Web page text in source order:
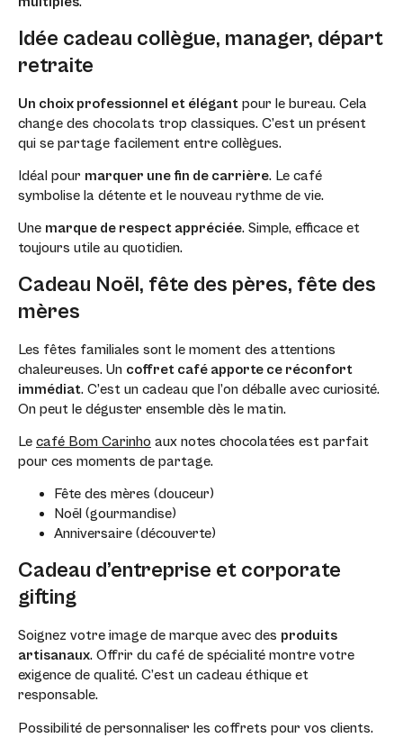
Idée cadeau collègue, manager, départ
retraite
Un choix professionnel et élégant pour le bureau. Cela
change des chocolats trop classiques. C’est un présent
qui se partage facilement entre collègues.
Idéal pour marquer une fin de carrière. Le café
symbolise la détente et le nouveau rythme de vie.
Une marque de respect appréciée. Simple, efficace et
toujours utile au quotidien.
Cadeau Noël, fête des pères, fête des
mères
Les fêtes familiales sont le moment des attentions
chaleureuses. Un coffret café apporte ce réconfort
immédiat. C’est un cadeau que l’on déballe avec curiosité.
On peut le déguster ensemble dès le matin.
Le café Bom Carinho aux notes chocolatées est parfait
pour ces moments de partage.
Fête des mères (douceur)
Noël (gourmandise)
Anniversaire (découverte)
Cadeau d’entreprise et corporate
gifting
Soignez votre image de marque avec des produits
artisanaux. Offrir du café de spécialité montre votre
exigence de qualité. C’est un cadeau éthique et
responsable.
Possibilité de personnaliser les coffrets pour vos clients.